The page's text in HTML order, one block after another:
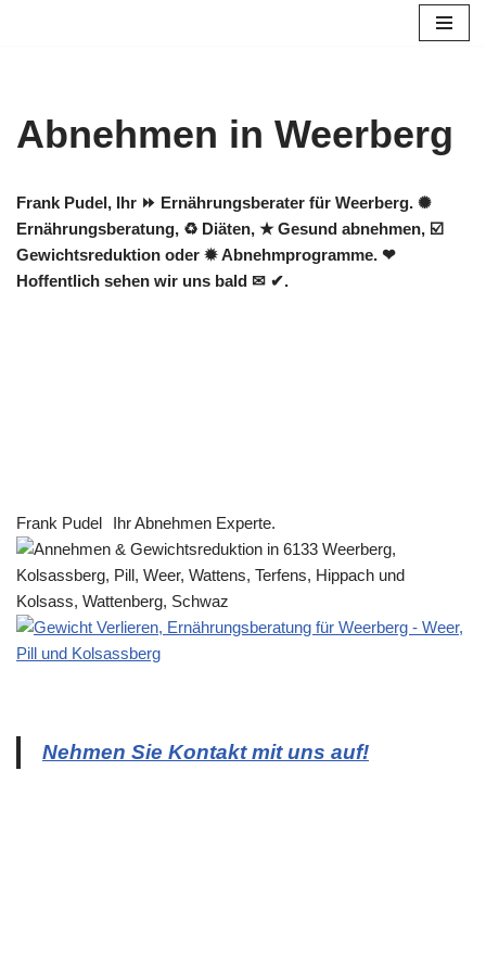
Abnehmen in Weerberg
Frank Pudel, Ihr ⏩ Ernährungsberater für Weerberg. ✺
Ernährungsberatung, ♻ Diäten, ★ Gesund abnehmen, ☑️
Gewichtsreduktion oder ✹ Abnehmprogramme. ❤
Hoffentlich sehen wir uns bald ✉ ✔.
Frank Pudel Ihr Abnehmen Experte.
Nehmen Sie Kontakt mit uns auf!